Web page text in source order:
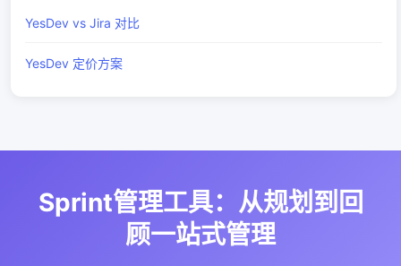
YesDev vs Jira 对比
YesDev 定价方案
Sprint管理工具：从规划到回
顾一站式管理